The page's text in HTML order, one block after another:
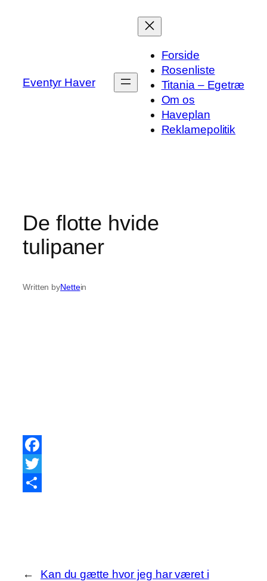
Eventyr Haver
Forside
Rosenliste
Titania – Egetræ
Om os
Haveplan
Reklamepolitik
De flotte hvide
tulipaner
Written byNettein
Facebook
Twitter
←
Kan du gætte hvor jeg har været i